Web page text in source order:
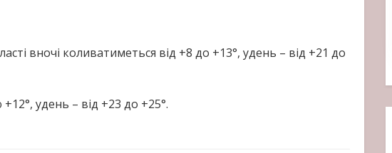
вночі коливатиметься від +8 до +13°, удень – від +21 до
удень – від +23 до +25°.